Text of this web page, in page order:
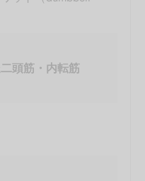
頭筋・内転筋